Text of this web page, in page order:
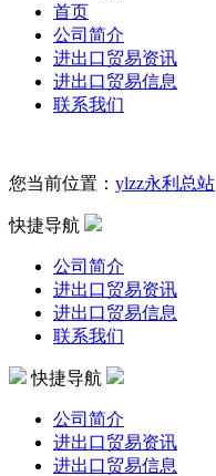
首页
公司简介
进出口贸易资讯
进出口贸易信息
联系我们
您当前位置： ylzz永利总站
快捷导航
公司简介
进出口贸易资讯
进出口贸易信息
联系我们
快捷导航
公司简介
进出口贸易资讯
进出口贸易信息